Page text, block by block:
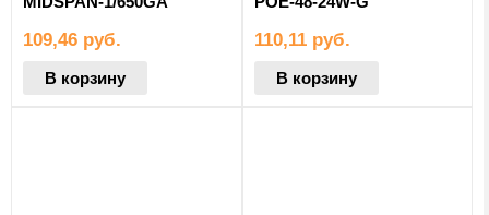
109,46 руб.
В корзину
110,11 руб.
В корзину